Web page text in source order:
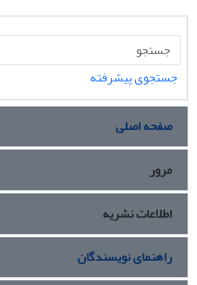
جستجوی پیشرفته
صفحه اصلی
مرور
اطلاعات نشریه
راهنمای نویسندگان